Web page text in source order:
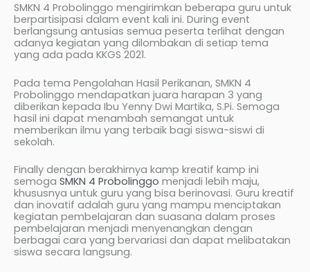
SMKN 4 Probolinggo mengirimkan beberapa guru untuk
berpartisipasi dalam event kali ini. During event
berlangsung antusias semua peserta terlihat dengan
adanya kegiatan yang dilombakan di setiap tema
yang ada pada KKGS 2021.
Pada tema Pengolahan Hasil Perikanan, SMKN 4
Probolinggo mendapatkan juara harapan 3 yang
diberikan kepada Ibu Yenny Dwi Martika, S.Pi. Semoga
hasil ini dapat menambah semangat untuk
memberikan ilmu yang terbaik bagi siswa-siswi di
sekolah.
Finally dengan berakhirnya kamp kreatif kamp ini
semoga SMKN 4 Probolinggo menjadi lebih maju,
khususnya untuk guru yang bisa berinovasi. Guru kreatif
dan inovatif adalah guru yang mampu menciptakan
kegiatan pembelajaran dan suasana dalam proses
pembelajaran menjadi menyenangkan dengan
berbagai cara yang bervariasi dan dapat melibatakan
siswa secara langsung.